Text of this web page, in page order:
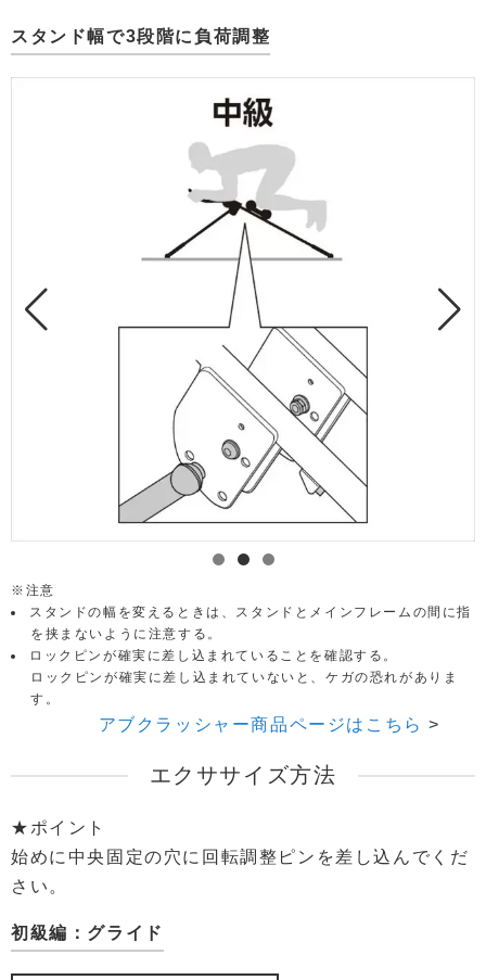
スタンド幅で3段階に負荷調整
注意
スタンドの幅を変えるときは、スタンドとメインフレームの間に指
を挟まないように注意する。
ロックピンが確実に差し込まれていることを確認する。
ロックピンが確実に差し込まれていないと、ケガの恐れがありま
す。
アブクラッシャー商品ページはこちら
エクササイズ方法
★ポイント
始めに中央固定の穴に回転調整ピンを差し込んでくだ
さい。
初級編：グライド